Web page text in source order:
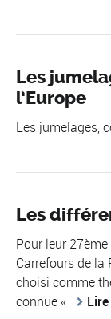
Les
l’Europe
Les jumelages,
Les
Pour leur
Carrefours de la
choisi comme
connue «